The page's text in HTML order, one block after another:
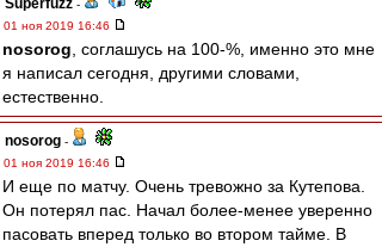
Superfuzz -
01 ноя 2019 16:46
nosorog , соглашусь на 100-%, именно это мне
я написал сегодня, другими словами,
естественно.
nosorog -
01 ноя 2019 16:46
И еще по матчу. Очень тревожно за Кутепова.
Он потерял пас. Начал более-менее уверенно
пасовать вперед только во втором тайме. В